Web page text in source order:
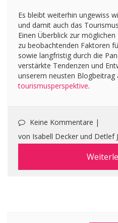
Es bleibt weiterhin ungewiss
und damit auch das
Einen Überblick zur
zu beobachtenden Faktoren
sowie langfristig durch die
verstärkte Tendenzen und
unserem neusten
tourismusperspektive.
Keine Kommentare |
von Isabell Decker und Detlef